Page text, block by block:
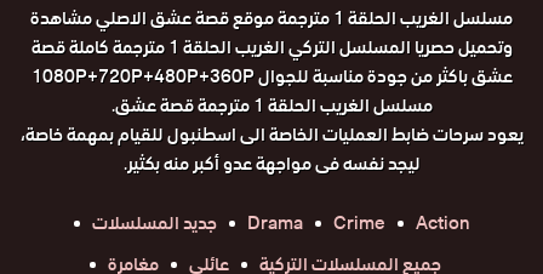
مسلسل الغريب الحلقة 1 مترجمة موقع قصة عشق الاصلي مشاهدة
وتحميل حصريا المسلسل التركي الغريب الحلقة 1 مترجمة كاملة قصة
عشق باكثر من جودة مناسبة للجوال 1080P+720P+480P+360P
مسلسل الغريب الحلقة 1 مترجمة قصة عشق.
يعود سرحات ضابط العمليات الخاصة الى اسطنبول للقيام بمهمة خاصة،
ليجد نفسه فى مواجهة عدو أكبر منه بكثير.
Action
Crime
Drama
جديد المسلسلات
جميع المسلسلات التركية
عائلي مغامرة